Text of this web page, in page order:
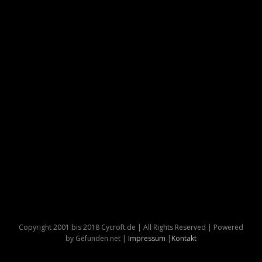
Copyright 2001 bis 2018 Cycroft.de | All Rights Reserved | Powered
by Gefunden.net | Impressum | Kontakt